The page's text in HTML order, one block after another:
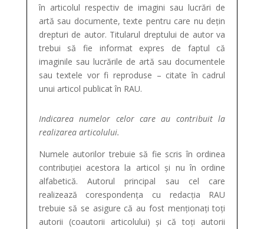
în articolul respectiv de imagini sau lucrări de
artă sau documente, texte pentru care nu dețin
drepturi de autor. Titularul dreptului de autor va
trebui să fie informat expres de faptul că
imaginile sau lucrările de artă sau documentele
sau textele vor fi reproduse – citate în cadrul
unui articol publicat în RAU.
Indicarea numelor celor care au contribuit la
realizarea articolului.
Numele autorilor trebuie să fie scris în ordinea
contribuției acestora la articol și nu în ordine
alfabetică. Autorul principal sau cel care
realizează corespondența cu redacția RAU
trebuie să se asigure că au fost menționați toți
autorii (coautorii articolului) și că toți autorii